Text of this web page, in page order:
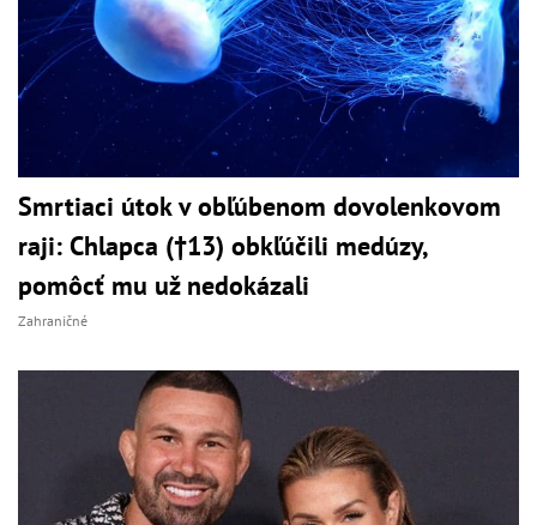
Smrtiaci útok v obľúbenom dovolenkovom
raji: Chlapca (†13) obkľúčili medúzy,
pomôcť mu už nedokázali
Zahraničné